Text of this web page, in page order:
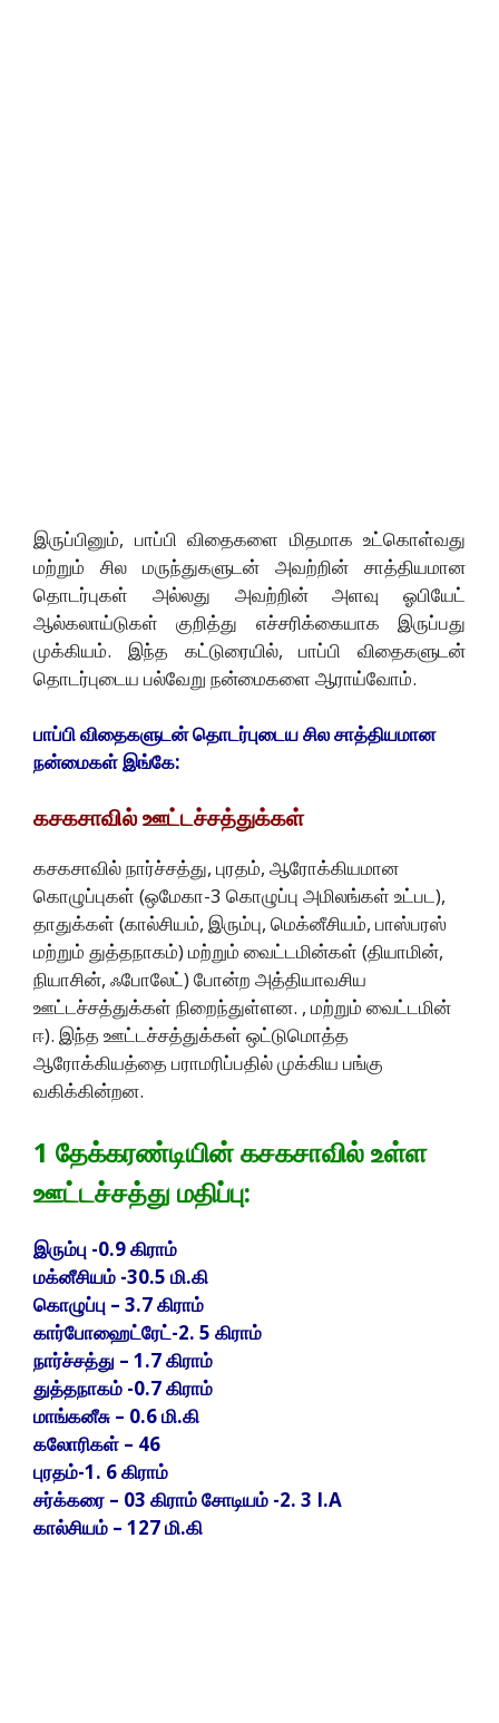
இருப்பினும், பாப்பி விதைகளை மிதமாக உட்கொள்வது
மற்றும் சில மருந்துகளுடன் அவற்றின் சாத்தியமான
தொடர்புகள் அல்லது அவற்றின் அளவு ஓபியேட்
ஆல்கலாய்டுகள் குறித்து எச்சரிக்கையாக இருப்பது
முக்கியம். இந்த கட்டுரையில், பாப்பி விதைகளுடன்
தொடர்புடைய பல்வேறு நன்மைகளை ஆராய்வோம்.
பாப்பி விதைகளுடன் தொடர்புடைய சில சாத்தியமான
நன்மைகள் இங்கே:
கசகசாவில் ஊட்டச்சத்துக்கள்
கசகசாவில் நார்ச்சத்து, புரதம், ஆரோக்கியமான
கொழுப்புகள் (ஒமேகா-3 கொழுப்பு அமிலங்கள் உட்பட),
தாதுக்கள் (கால்சியம், இரும்பு, மெக்னீசியம், பாஸ்பரஸ்
மற்றும் துத்தநாகம்) மற்றும் வைட்டமின்கள் (தியாமின்,
நியாசின், ஃபோலேட்) போன்ற அத்தியாவசிய
ஊட்டச்சத்துக்கள் நிறைந்துள்ளன. , மற்றும் வைட்டமின்
ஈ). இந்த ஊட்டச்சத்துக்கள் ஒட்டுமொத்த
ஆரோக்கியத்தை பராமரிப்பதில் முக்கிய பங்கு
வகிக்கின்றன.
1 தேக்கரண்டியின் கசகசாவில் உள்ள
ஊட்டச்சத்து மதிப்பு:
இரும்பு -0.9 கிராம்
மக்னீசியம் -30.5 மி.கி
கொழுப்பு – 3.7 கிராம்
கார்போஹைட்ரேட்-2. 5 கிராம்
நார்ச்சத்து – 1.7 கிராம்
துத்தநாகம் -0.7 கிராம்
மாங்கனீசு – 0.6 மி.கி
கலோரிகள் – 46
புரதம்-1. 6 கிராம்
சர்க்கரை – 03 கிராம் சோடியம் -2. 3 I.A
கால்சியம் – 127 மி.கி